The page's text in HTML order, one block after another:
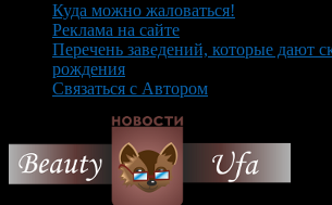
Куда можно жаловаться!
Реклама на сайте
Перечень заведений, которые дают
рождения
Связаться с Автором